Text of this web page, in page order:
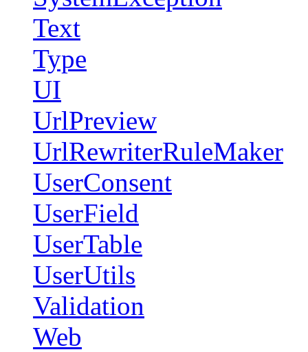
Text
Type
UI
UrlPreview
UrlRewriterRuleMaker
UserConsent
UserField
UserTable
UserUtils
Validation
Web